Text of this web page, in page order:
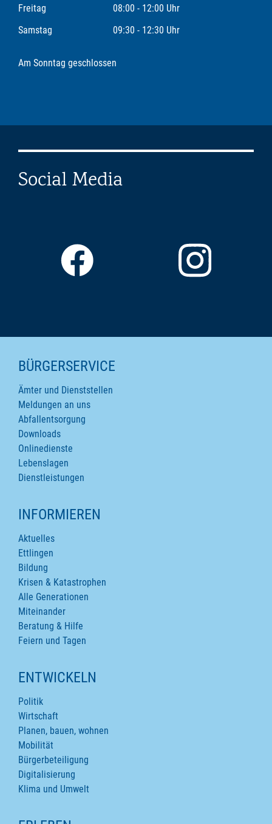
Freitag
08:00 - 12:00 Uhr
Samstag
09:30 - 12:30 Uhr
Am Sonntag geschlossen
Social Media
SEITENINHALTE
BÜRGERSERVICE
Ämter und Dienststellen
Meldungen an uns
Abfallentsorgung
Downloads
Onlinedienste
Lebenslagen
Dienstleistungen
INFORMIEREN
Aktuelles
Ettlingen
Bildung
Krisen & Katastrophen
Alle Generationen
Miteinander
Beratung & Hilfe
Feiern und Tagen
ENTWICKELN
Politik
Wirtschaft
Planen, bauen, wohnen
Mobilität
Bürgerbeteiligung
Digitalisierung
Klima und Umwelt